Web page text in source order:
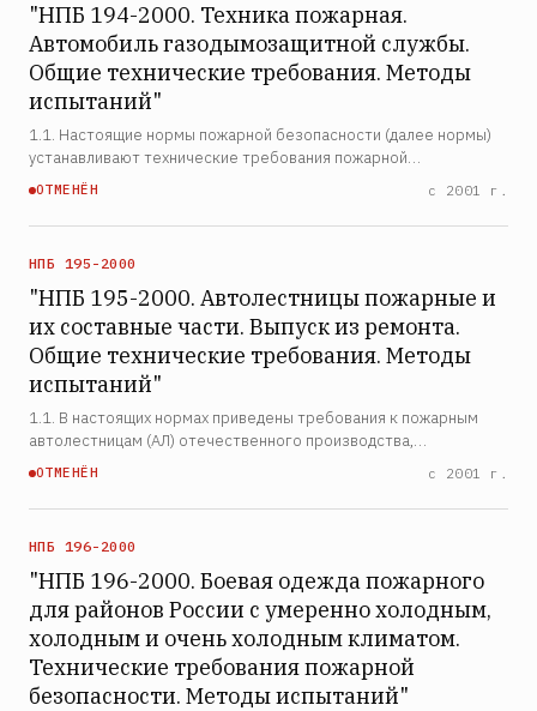
"НПБ 194-2000. Техника пожарная.
Автомобиль газодымозащитной службы.
Общие технические требования. Методы
испытаний"
1.1. Настоящие нормы пожарной безопасности (далее нормы)
устанавливают технические требования пожарной
безопасности, а также методы испытаний вновь
газодымозащитной …
ОТМЕНЁН с 2001 г.
НПБ 195-2000
"НПБ 195-2000. Автолестницы пожарные и
их составные части. Выпуск из ремонта.
Общие технические требования. Методы
испытаний"
1.1. В настоящих нормах приведены требования к пожарным
автолестницам (АЛ) отечественного производства,
выпущенным из капитального ремонта, а также методы их
должны …
ОТМЕНЁН с 2001 г.
НПБ 196-2000
"НПБ 196-2000. Боевая одежда пожарного
для районов России с умеренно холодным,
холодным и очень холодным климатом.
Технические требования пожарной
безопасности. Методы испытаний"